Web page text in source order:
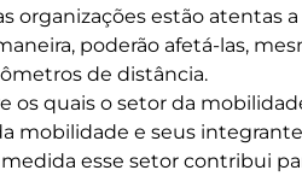
organizações estão atentas
poderão afetá-las,
de distância.
os quais o setor da
mobilidade e seus
esse setor contribui